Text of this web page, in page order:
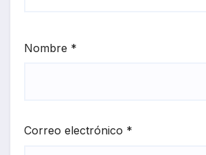
Nombre *
Correo electrónico *